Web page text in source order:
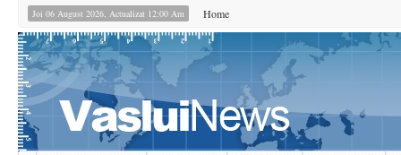
Joi 06 August 2026, Actualizat 12:00 Am Home